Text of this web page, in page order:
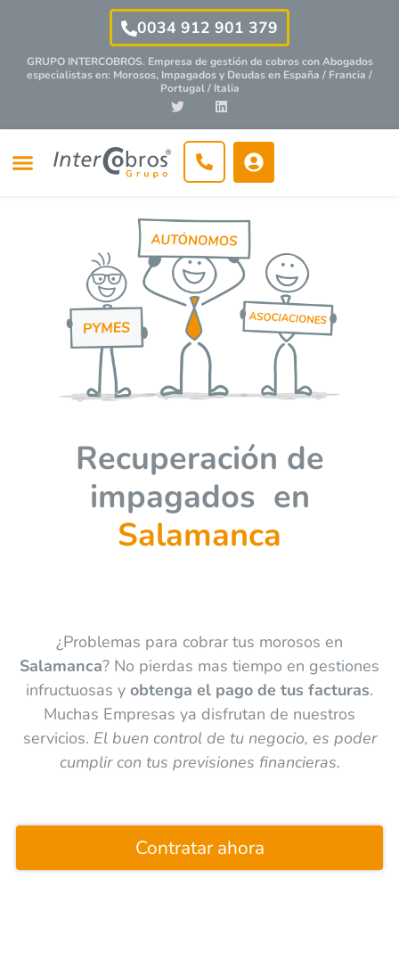
0034 912 901 379
GRUPO INTERCOBROS. Empresa de gestión de cobros conAbogados
especialistasen: Morosos, Impagados y Deudas en España / Francia /
Portugal / Italia
Recuperación de
impagados en
Salamanca
¿Problemas para cobrar tus morosos en
Salamanca? No pierdas mas tiempo en gestiones
infructuosas y obtenga el pago de tus facturas.
Muchas Empresas ya disfrutan de nuestros
servicios. El buen control de tu negocio, es poder
cumplir con tus previsiones financieras.
Contratar ahora